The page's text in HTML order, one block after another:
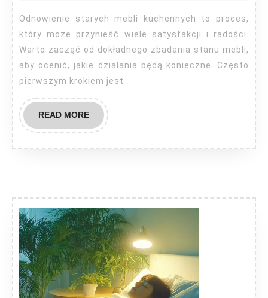
meble
kuchenne?
Odnowienie starych mebli kuchennych to proces,
który może przynieść wiele satysfakcji i radości.
Warto zacząć od dokładnego zbadania stanu mebli,
aby ocenić, jakie działania będą konieczne. Często
pierwszym krokiem jest
READ MOREREAD
MORE